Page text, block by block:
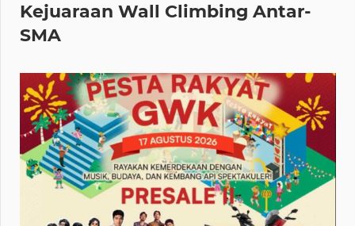
Kejuaraan Wall Climbing Antar-
SMA